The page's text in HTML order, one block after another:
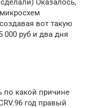
вот такую
руб и два дня
какой причине
год правый